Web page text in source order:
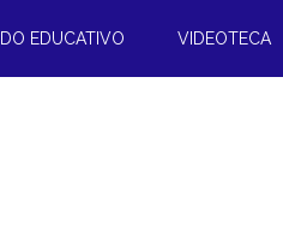
EDUCATIVO VIDEOTECA